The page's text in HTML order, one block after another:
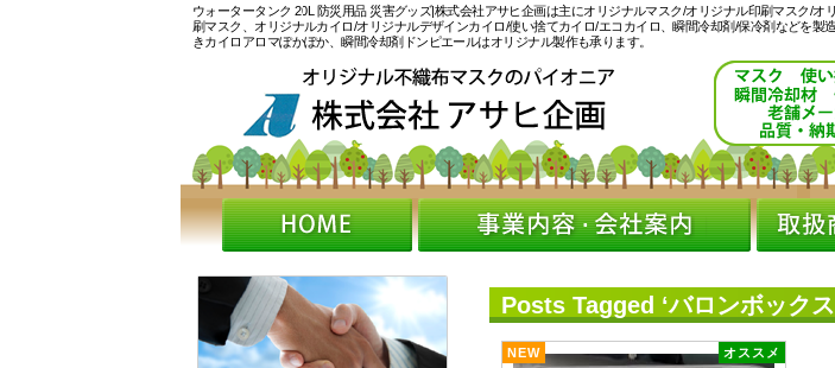
ウォータータンク 20L 防災用品 災害グッズ|株式会社アサヒ企画は主にオリジナルマスク/オリジナル印刷マスク/
刷マスク、オリジナルカイロ/オリジナルデザインカイロ/使い捨てカイロ/エコカイロ、瞬間冷却剤/保冷剤などを製
きカイロアロマぽかぽか、瞬間冷却剤ドンピエールはオリジナル製作も承ります。
Posts Tagged ‘バロンボック
NEW オススメ